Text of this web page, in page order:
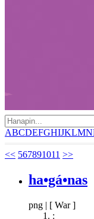
ABCDEFGHIJKLMN
<< 567891011 >>
ha•gá•nas
png | [ War ]
: